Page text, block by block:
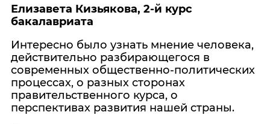
Елизавета Кизьякова, 2-й курс
бакалавриата
Интересно было узнать мнение человека,
действительно разбирающегося в
современных общественно-политических
процессах, о разных сторонах
правительственного курса, о
перспективах развития нашей страны.